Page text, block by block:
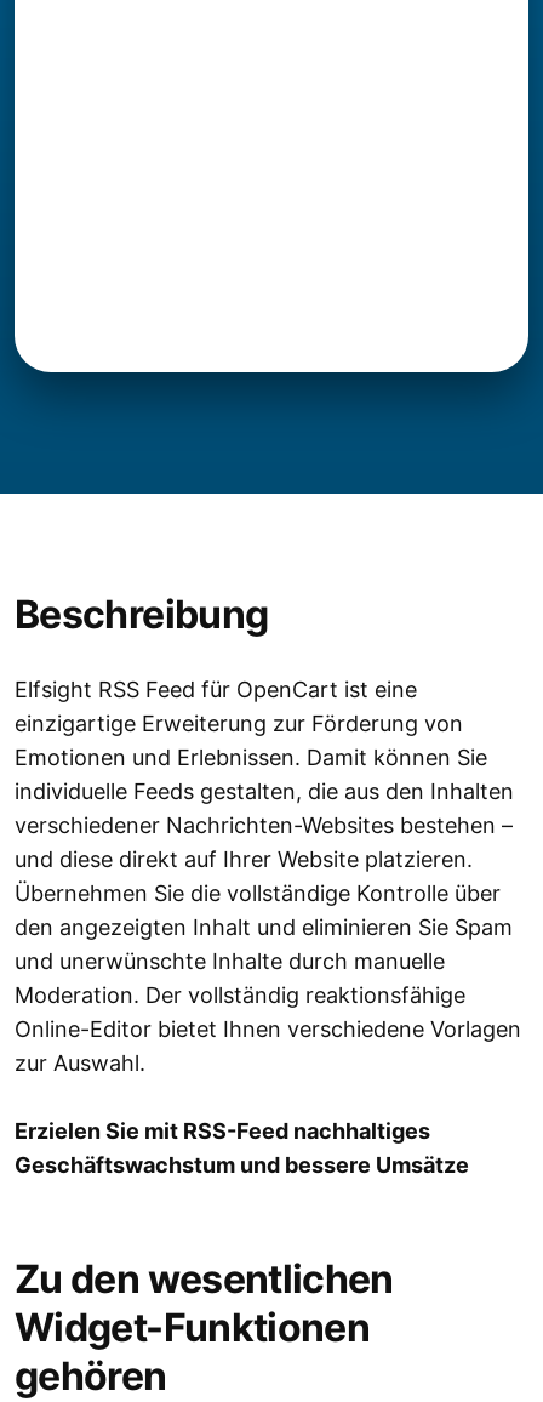
Beschreibung
Elfsight RSS Feed für OpenCart ist eine
einzigartige Erweiterung zur Förderung von
Emotionen und Erlebnissen. Damit können Sie
individuelle Feeds gestalten, die aus den Inhalten
verschiedener Nachrichten-Websites bestehen –
und diese direkt auf Ihrer Website platzieren.
Übernehmen Sie die vollständige Kontrolle über
den angezeigten Inhalt und eliminieren Sie Spam
und unerwünschte Inhalte durch manuelle
Moderation. Der vollständig reaktionsfähige
Online-Editor bietet Ihnen verschiedene Vorlagen
zur Auswahl.
Erzielen Sie mit RSS-Feed nachhaltiges
Geschäftswachstum und bessere Umsätze
Zu den wesentlichen
Widget-Funktionen
gehören